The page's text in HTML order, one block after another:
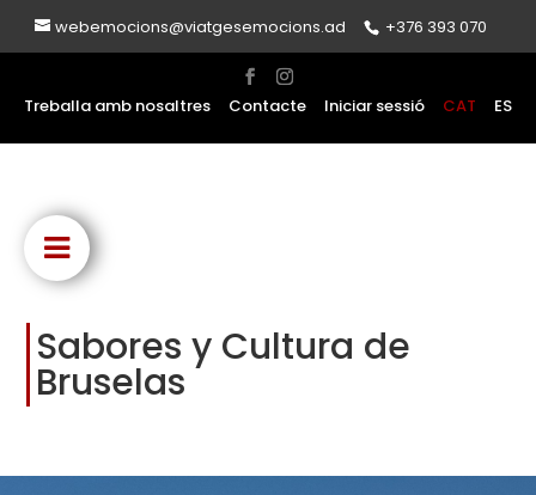
webemocions@viatgesemocions.ad +376 393 070
Treballa amb nosaltres Contacte Iniciar sessió CAT ES
Sabores y Cultura de
Bruselas